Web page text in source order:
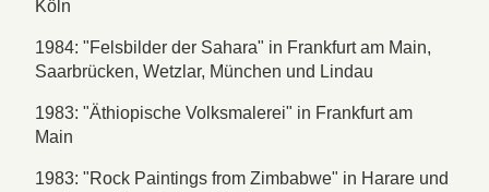
Köln
1984: "Felsbilder der Sahara" in Frankfurt am Main,
Saarbrücken, Wetzlar, München und Lindau
1983: "Äthiopische Volksmalerei" in Frankfurt am
Main
1983: "Rock Paintings from Zimbabwe" in Harare und